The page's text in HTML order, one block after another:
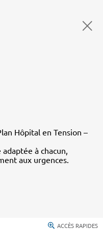
Hôpital en Tension –
à chacun,
aux urgences.
ACCÈS RAPIDES